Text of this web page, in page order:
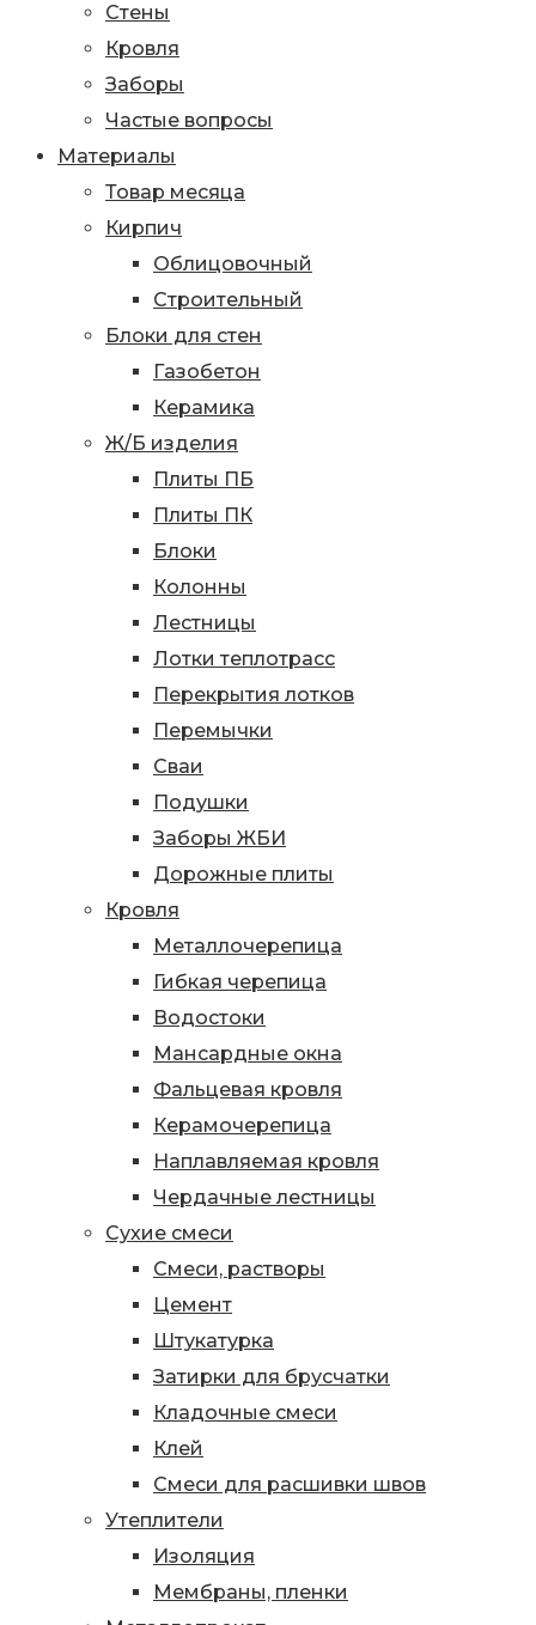
Стены
Кровля
Заборы
Частые вопросы
Материалы
Товар месяца
Кирпич
Облицовочный
Строительный
Блоки для стен
Газобетон
Керамика
Ж/Б изделия
Плиты ПБ
Плиты ПК
Блоки
Колонны
Лестницы
Лотки теплотрасс
Перекрытия лотков
Перемычки
Сваи
Подушки
Заборы ЖБИ
Дорожные плиты
Кровля
Металлочерепица
Гибкая черепица
Водостоки
Мансардные окна
Фальцевая кровля
Керамочерепица
Наплавляемая кровля
Чердачные лестницы
Сухие смеси
Смеси, растворы
Цемент
Штукатурка
Затирки для брусчатки
Кладочные смеси
Клей
Смеси для расшивки швов
Утеплители
Изоляция
Мембраны, пленки